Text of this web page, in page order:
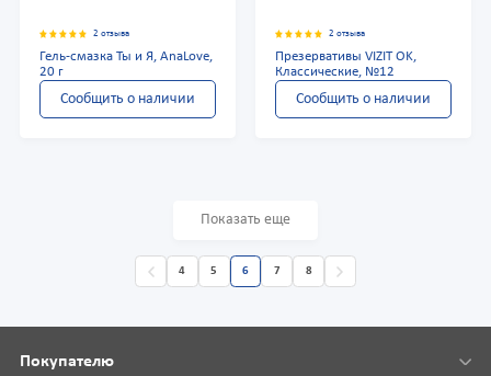
2 отзыва
Гель-смазка Ты и Я, AnaLove,
20 г
Сообщить о наличии
2 отзыва
Презервативы VIZIT OK,
Классические, №12
Сообщить о наличии
Показать еще
4 5 6 7 8
Покупателю